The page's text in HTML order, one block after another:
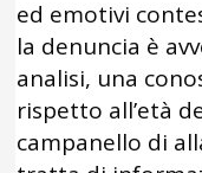
ed emotivi
la denuncia è
analisi, una
rispetto all’età
campanello di